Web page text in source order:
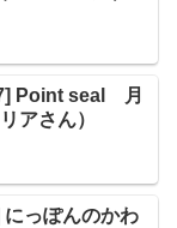
Point seal 月
アさん）
っぽんのかわ